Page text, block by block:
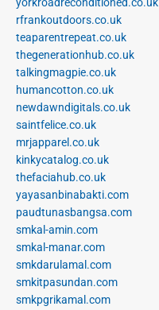
yorkroadreconditioned.co.uk
rfrankoutdoors.co.uk
teaparentrepeat.co.uk
thegenerationhub.co.uk
talkingmagpie.co.uk
humancotton.co.uk
newdawndigitals.co.uk
saintfelice.co.uk
mrjapparel.co.uk
kinkycatalog.co.uk
thefaciahub.co.uk
yayasanbinabakti.com
paudtunasbangsa.com
smkal-amin.com
smkal-manar.com
smkdarulamal.com
smkitpasundan.com
smkpgrikamal.com